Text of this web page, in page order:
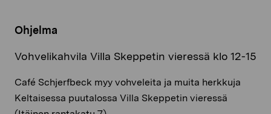
Ohjelma
Vohvelikahvila Villa Skeppetin vieressä klo 12-15
Café Schjerfbeck myy vohveleita ja muita herkkuja
Keltaisessa puutalossa Villa Skeppetin vieressä